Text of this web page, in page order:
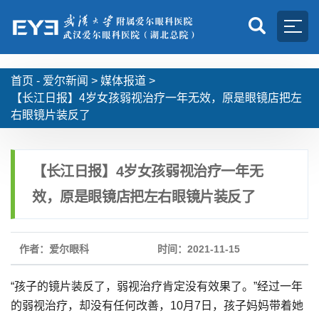
首页 - 爱尔新闻 > 媒体报道 >
【长江日报】4岁女孩弱视治疗一年无效，原是眼镜店把左
右眼镜片装反了
【长江日报】4岁女孩弱视治疗一年无
效，原是眼镜店把左右眼镜片装反了
作者：爱尔眼科 时间：2021-11-15
“孩子的镜片装反了，弱视治疗肯定没有效果了。”经过一年
的弱视治疗，却没有任何改善，10月7日，孩子妈妈带着她